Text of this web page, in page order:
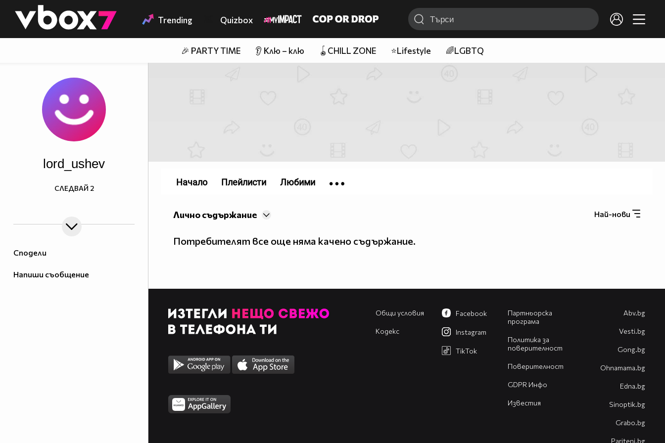
👾 Trending Quizbox
🎉 PARTY TIME 👂 Клю – клю 🪀CHILL ZONE ⭐Lifestyle 🌈LGBTQ
Сподели
Напиши съобщение
lord_ushev
СЛЕДВАЙ 2
Най-нови
Лично съдържание
Потребителят все още няма качено съдържание.
Начало Плейлисти Любими
Общи условия
Кодекс
Партньорска
програма
Политика за
поверителност
Поверителност
GDPR Инфо
Известия
Facebook
Instagram
TikTok
Abv.bg
Vesti.bg
Gong.bg
Оhnamama.bg
Edna.bg
Sinoptik.bg
Grabo.bg
Pariteni.bg